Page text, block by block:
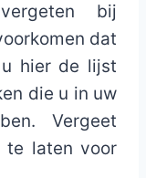
bij
dat
hier de lijst
die u in uw
Vergeet
te laten voor